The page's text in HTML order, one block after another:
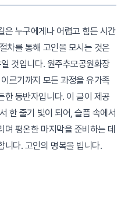
은 누구에게나 어렵고 힘든 시간
차를 통해 고인을 모시는 것은
것입니다. 원주추모공원화장
르기까지 모든 과정을 유가족
한 동반자입니다. 이 글이 제공
한 줄기 빛이 되어, 슬픔 속에서
평온한 마지막을 준비하는 데
니다. 고인의 명복을 빕니다.